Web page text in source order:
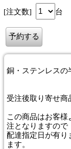
[注文数]
台
銅・ステンレスの
受注後取り寄せ商
この商品はお客
注となりますので
配達指定日が有り
ます。